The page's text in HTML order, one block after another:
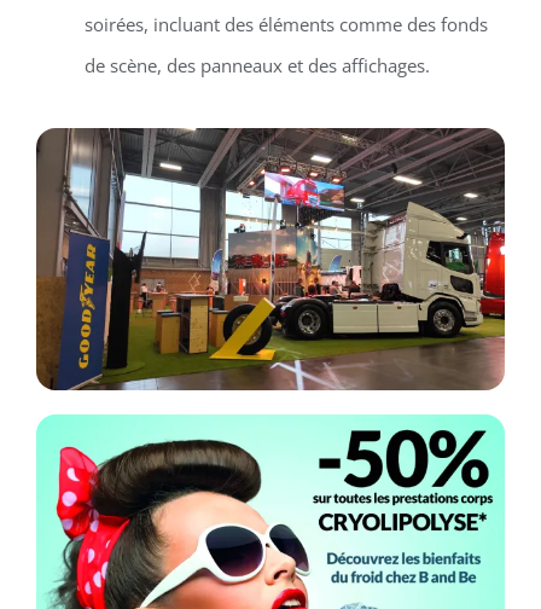
soirées, incluant des éléments comme des fonds
de scène, des panneaux et des affichages.